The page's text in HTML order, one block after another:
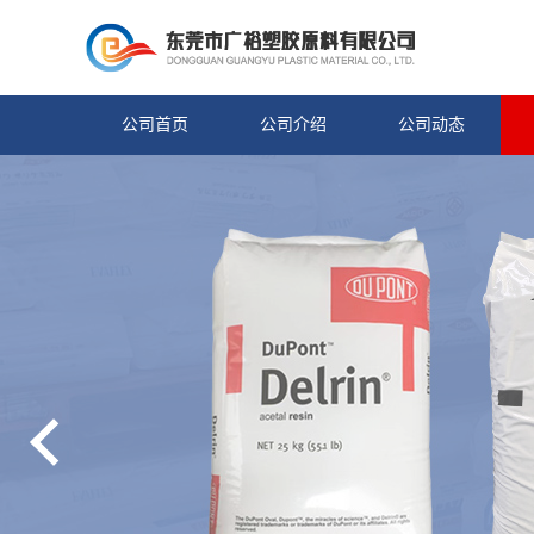
公司首页 公司介绍 公司动态